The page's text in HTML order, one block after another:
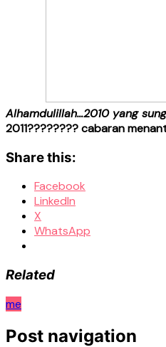
Alhamdulillah…2010 yang
2011???????? cabaran
Share this:
Facebook
LinkedIn
X
WhatsApp
Related
me
Post navigation